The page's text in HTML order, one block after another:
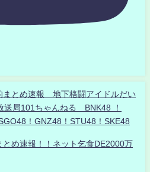
とめ速報 地下格闘アイドルだい
局101ちゃんねる BNK48 ！
！GNZ48！STU48！SKE48
め速報！！ネット乞食DE2000万